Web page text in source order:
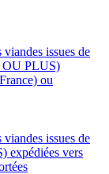
issues de
PLUS)
ou
issues de
vers